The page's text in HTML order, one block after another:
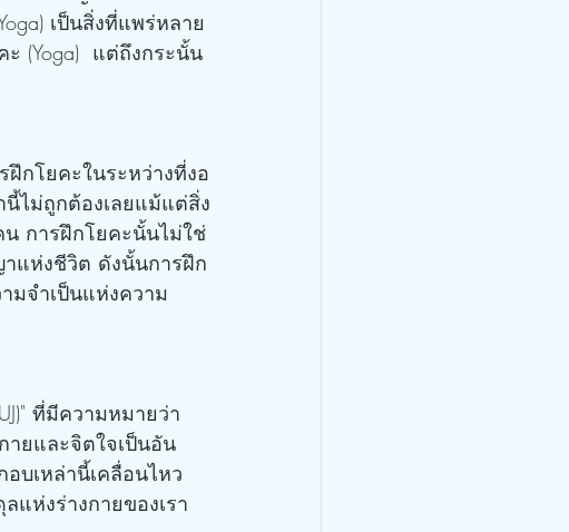
เป็นสิ่งที่แพร่หลาย
(Yoga)  แต่ถึงกระนั้น
ไม่ถูกต้องเลยแม้แต่สิ่ง
น การฝึกโยคะนั้นไม่ใช่
แห่งชีวิต ดังนั้นการฝึก
มจำเป็นแห่งความ
ายและจิตใจเป็นอัน
บเหล่านี้เคลื่อนไหว
ห่งร่างกายของเรา